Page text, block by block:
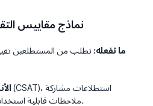
3. نماذج مقاييس
ما تفعله: تطلب من المستطلعين
الموظفين، نماذج NPS، ملاحظات قابلية استخدام المنتج.